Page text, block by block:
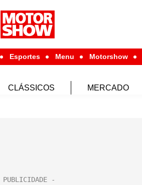
Esportes Menu Motorshow
CLÁSSICOS MERCADO